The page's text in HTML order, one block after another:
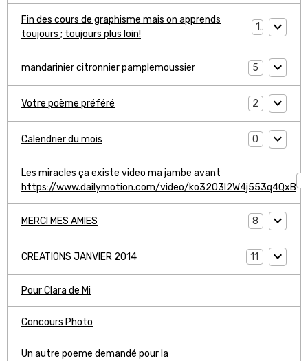
Fin des cours de graphisme mais on apprends
toujours ; toujours plus loin!
1
mandarinier citronnier pamplemoussier 5
Votre poème préféré 2
Calendrier du mois 0
Les miracles ça existe video ma jambe avant
https://www.dailymotion.com/video/ko3203l2W4j553q4QxB
MERCI MES AMIES 8
CREATIONS JANVIER 2014 11
Pour Clara de Mi
Concours Photo
Un autre poeme demandé pour la